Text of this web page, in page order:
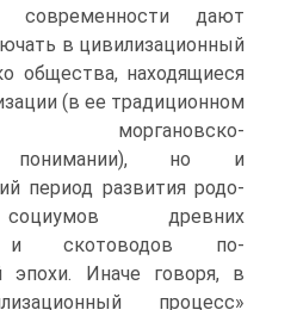
современности дают
в цивилизационный
общества, на­ходящиеся
(в ее традиционном
моргановско-
понимании), но и
период развития родо-
древних
и скотоводов по­
эпохи. Иначе говоря, в
про­цесс»